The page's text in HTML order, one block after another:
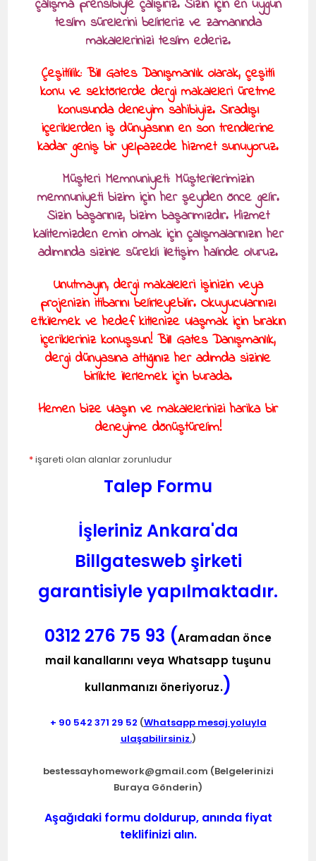
çalışma prensibiyle çalışırız. Sizin için en uygun
teslim sürelerini belirleriz ve zamanında
makalelerinizi teslim ederiz.
Çeşitlilik: Bill Gates Danışmanlık olarak, çeşitli
konu ve sektörlerde dergi makaleleri üretme
konusunda deneyim sahibiyiz. Sıradışı
içeriklerden iş dünyasının en son trendlerine
kadar geniş bir yelpazede hizmet sunuyoruz.
Müşteri Memnuniyeti: Müşterilerimizin
memnuniyeti bizim için her şeyden önce gelir.
Sizin başarınız, bizim başarımızdır. Hizmet
kalitemizden emin olmak için çalışmalarınızın her
adımında sizinle sürekli iletişim halinde oluruz.
Unutmayın, dergi makaleleri işinizin veya
projenizin itibarını belirleyebilir. Okuyucularınızı
etkilemek ve hedef kitlenize ulaşmak için bırakın
içerikleriniz konuşsun! Bill Gates Danışmanlık,
dergi dünyasına attığınız her adımda sizinle
birlikte ilerlemek için burada.
Hemen bize ulaşın ve makalelerinizi harika bir
deneyime dönüştürelim!
*işareti olan alanlar zorunludur
Talep Formu
İşleriniz Ankara'da
Billgatesweb şirketi
garantisiyle yapılmaktadır.
0312 276 75 93 (Aramadan önce
mail kanallarını veya Whatsapp tuşunu
kullanmanızı öneriyoruz.)
+ 90 542 371 29 52 (Whatsapp mesaj yoluyla
ulaşabilirsiniz.)
bestessayhomework@gmail.com (Belgelerinizi
Buraya Gönderin)
Aşağıdaki formu doldurup, anında fiyat
teklifinizi alın.